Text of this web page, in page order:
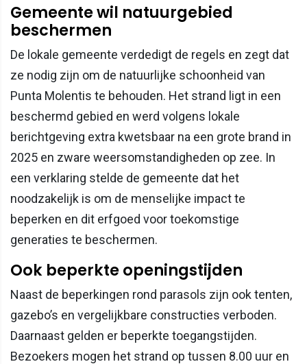
Gemeente wil natuurgebied
beschermen
De lokale gemeente verdedigt de regels en zegt dat
ze nodig zijn om de natuurlijke schoonheid van
Punta Molentis te behouden. Het strand ligt in een
beschermd gebied en werd volgens lokale
berichtgeving extra kwetsbaar na een grote brand in
2025 en zware weersomstandigheden op zee. In
een verklaring stelde de gemeente dat het
noodzakelijk is om de menselijke impact te
beperken en dit erfgoed voor toekomstige
generaties te beschermen.
Ook beperkte openingstijden
Naast de beperkingen rond parasols zijn ook tenten,
gazebo’s en vergelijkbare constructies verboden.
Daarnaast gelden er beperkte toegangstijden.
Bezoekers mogen het strand op tussen 8.00 uur en